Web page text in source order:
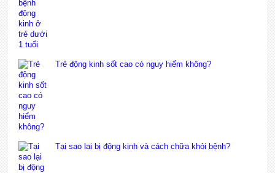
Trẻ động kinh sốt cao có nguy hiểm không?
Tại sao lại bị động kinh và cách chữa khỏi bệnh?